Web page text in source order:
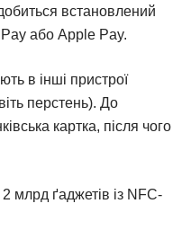
встановлений
або Apple Pay.
в інші пристрої
перстень). До
картка, після чого
млрд ґаджетів із NFC-